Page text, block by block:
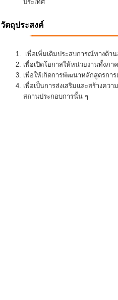
ประเทศ
วัตถุประสงค์
เพื่อเพิ่มเติมประสบการณ์ทางด้
เพื่อเปิดโอกาสให้หน่วยงานทั้ง
เพื่อให้เกิดการพัฒนาหลักสูตรกา
เพื่อเป็นการส่งเสริมและสร้างค
สถานประกอบการนั้น ๆ